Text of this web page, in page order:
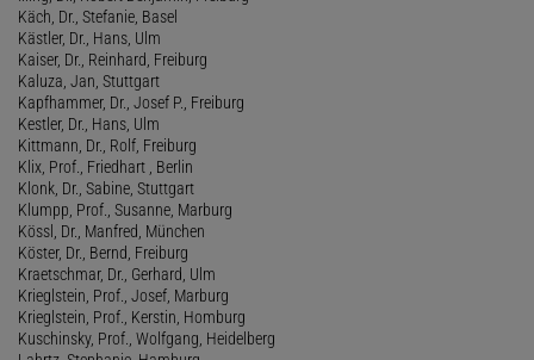
Käch, Dr., Stefanie, Basel
Kästler, Dr., Hans, Ulm
Kaiser, Dr., Reinhard, Freiburg
Kaluza, Jan, Stuttgart
Kapfhammer, Dr., Josef P., Freiburg
Kestler, Dr., Hans, Ulm
Kittmann, Dr., Rolf, Freiburg
Klix, Prof., Friedhart , Berlin
Klonk, Dr., Sabine, Stuttgart
Klumpp, Prof., Susanne, Marburg
Kössl, Dr., Manfred, München
Köster, Dr., Bernd, Freiburg
Kraetschmar, Dr., Gerhard, Ulm
Krieglstein, Prof., Josef, Marburg
Krieglstein, Prof., Kerstin, Homburg
Kuschinsky, Prof., Wolfgang, Heidelberg